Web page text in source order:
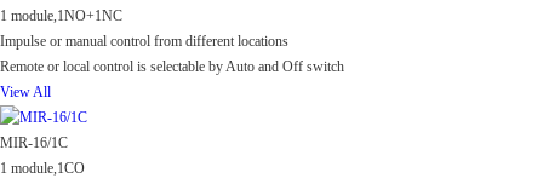
1 module,1NO+1NC
Impulse or manual control from different locations
Remote or local control is selectable by Auto and Off switch
View All
MIR-16/1C
1 module,1CO